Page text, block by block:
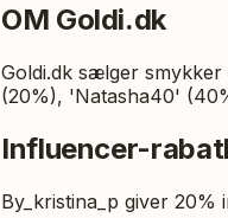
OM Goldi.dk
Goldi.dk sælger
(20%), 'Natasha40'
Influencer-
By_kristina_p giver